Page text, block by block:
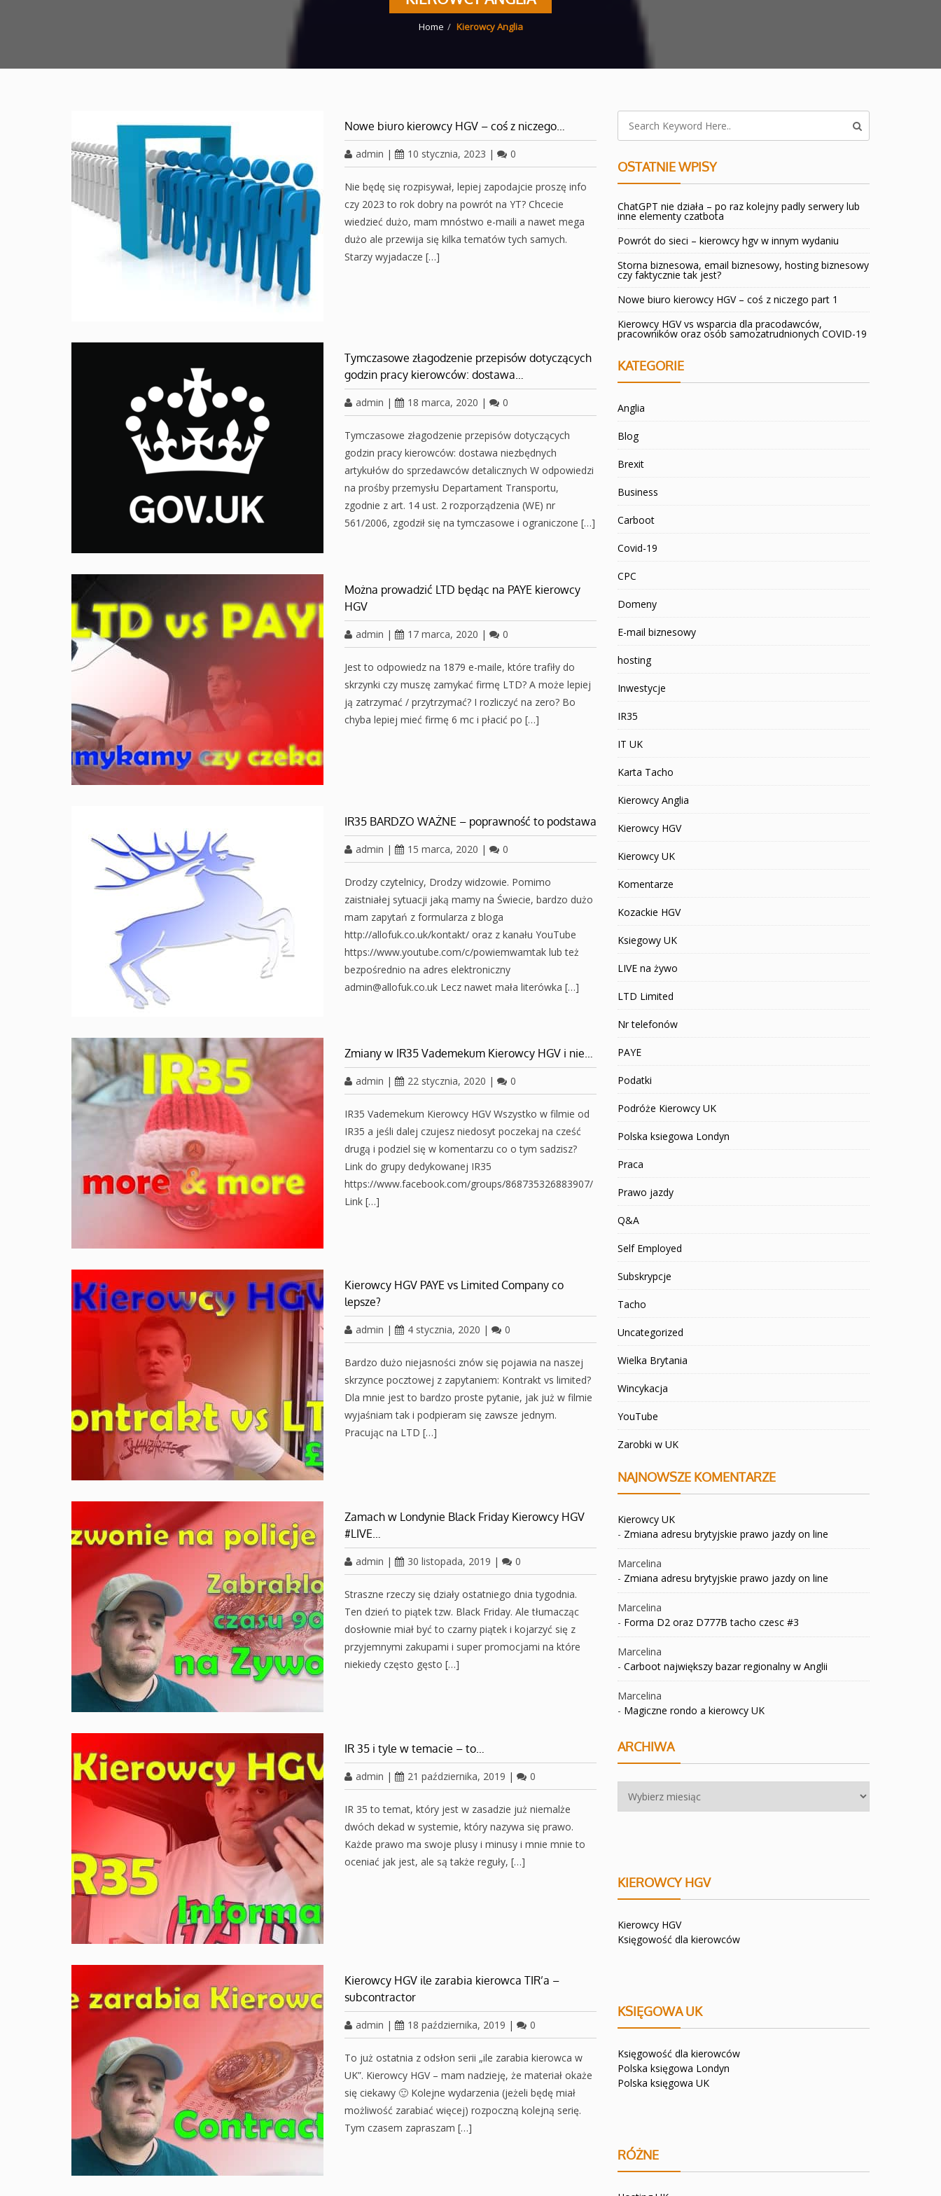
Home Kierowcy Anglia
Nowe biuro kierowcy HGV – coś z niczego…
admin | 10 stycznia, 2023 | 0
Nie będę się rozpisywał, lepiej zapodajcie proszę info
czy 2023 to rok dobry na powrót na YT? Chcecie
wiedzieć dużo, mam mnóstwo e-maili a nawet mega
dużo ale przewija się kilka tematów tych samych.
Starzy wyjadacze […]
Tymczasowe złagodzenie przepisów dotyczących
godzin pracy kierowców: dostawa…
admin | 18 marca, 2020 | 0
Tymczasowe złagodzenie przepisów dotyczących
godzin pracy kierowców: dostawa niezbędnych
artykułów do sprzedawców detalicznych W odpowiedzi
na prośby przemysłu Departament Transportu,
zgodnie z art. 14 ust. 2 rozporządzenia (WE) nr
561/2006, zgodził się na tymczasowe i ograniczone […]
Można prowadzić LTD będąc na PAYE kierowcy
HGV
admin | 17 marca, 2020 | 0
Jest to odpowiedz na 1879 e-maile, które trafiły do
skrzynki czy muszę zamykać firmę LTD? A może lepiej
ją zatrzymać / przytrzymać? I rozliczyć na zero? Bo
chyba lepiej mieć firmę 6 mc i płacić po […]
IR35 BARDZO WAŻNE – poprawność to podstawa
admin | 15 marca, 2020 | 0
Drodzy czytelnicy, Drodzy widzowie. Pomimo
zaistniałej sytuacji jaką mamy na Świecie, bardzo dużo
mam zapytań z formularza z bloga
http://allofuk.co.uk/kontakt/ oraz z kanału YouTube
https://www.youtube.com/c/powiemwamtak lub też
bezpośrednio na adres elektroniczny
admin@allofuk.co.uk Lecz nawet mała literówka […]
Zmiany w IR35 Vademekum Kierowcy HGV i nie…
admin | 22 stycznia, 2020 | 0
IR35 Vademekum Kierowcy HGV Wszystko w filmie od
IR35 a jeśli dalej czujesz niedosyt poczekaj na cześć
drugą i podziel się w komentarzu co o tym sadzisz?
Link do grupy dedykowanej IR35
https://www.facebook.com/groups/868735326883907/
Link […]
Kierowcy HGV PAYE vs Limited Company co
lepsze?
admin | 4 stycznia, 2020 | 0
Bardzo dużo niejasności znów się pojawia na naszej
skrzynce pocztowej z zapytaniem: Kontrakt vs limited?
Dla mnie jest to bardzo proste pytanie, jak już w filmie
wyjaśniam tak i podpieram się zawsze jednym.
Pracując na LTD […]
Zamach w Londynie Black Friday Kierowcy HGV
#LIVE…
admin | 30 listopada, 2019 | 0
Straszne rzeczy się działy ostatniego dnia tygodnia.
Ten dzień to piątek tzw. Black Friday. Ale tłumacząc
dosłownie miał być to czarny piątek i kojarzyć się z
przyjemnymi zakupami i super promocjami na które
niekiedy często gęsto […]
IR 35 i tyle w temacie – to…
admin | 21 października, 2019 | 0
IR 35 to temat, który jest w zasadzie już niemalże
dwóch dekad w systemie, który nazywa się prawo.
Każde prawo ma swoje plusy i minusy i mnie mnie to
oceniać jak jest, ale są także reguły, […]
Kierowcy HGV ile zarabia kierowca TIR’a –
subcontractor
admin | 18 października, 2019 | 0
To już ostatnia z odsłon serii „ile zarabia kierowca w
UK”. Kierowcy HGV – mam nadzieję, że materiał okaże
się ciekawy 🙂 Kolejne wydarzenia (jeżeli będę miał
możliwość zarabiać więcej) rozpoczną kolejną serię.
Tym czasem zapraszam […]
OSTATNIE WPISY
ChatGPT nie działa – po raz kolejny padly serwery lub
inne elementy czatbota
Powrót do sieci – kierowcy hgv w innym wydaniu
Storna biznesowa, email biznesowy, hosting biznesowy
czy faktycznie tak jest?
Nowe biuro kierowcy HGV – coś z niczego part 1
Kierowcy HGV vs wsparcia dla pracodawców,
pracowników oraz osób samozatrudnionych COVID-19
KATEGORIE
Anglia
Blog
Brexit
Business
Carboot
Covid-19
CPC
Domeny
E-mail biznesowy
hosting
Inwestycje
IR35
IT UK
Karta Tacho
Kierowcy Anglia
Kierowcy HGV
Kierowcy UK
Komentarze
Kozackie HGV
Ksiegowy UK
LIVE na żywo
LTD Limited
Nr telefonów
PAYE
Podatki
Podróże Kierowcy UK
Polska ksiegowa Londyn
Praca
Prawo jazdy
Q&A
Self Employed
Subskrypcje
Tacho
Uncategorized
Wielka Brytania
Wincykacja
YouTube
Zarobki w UK
NAJNOWSZE KOMENTARZE
Kierowcy UK
- Zmiana adresu brytyjskie prawo jazdy on line
Marcelina
- Zmiana adresu brytyjskie prawo jazdy on line
Marcelina
- Forma D2 oraz D777B tacho czesc #3
Marcelina
- Carboot największy bazar regionalny w Anglii
Marcelina
- Magiczne rondo a kierowcy UK
ARCHIWA
KIEROWCY HGV
Kierowcy HGV
Księgowość dla kierowców
KSIĘGOWA UK
Księgowość dla kierowców
Polska księgowa Londyn
Polska księgowa UK
RÓŻNE